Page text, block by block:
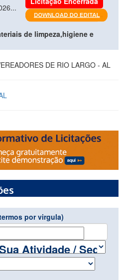
de limpeza,higiene e
DE RIO LARGO - AL
por virgula)